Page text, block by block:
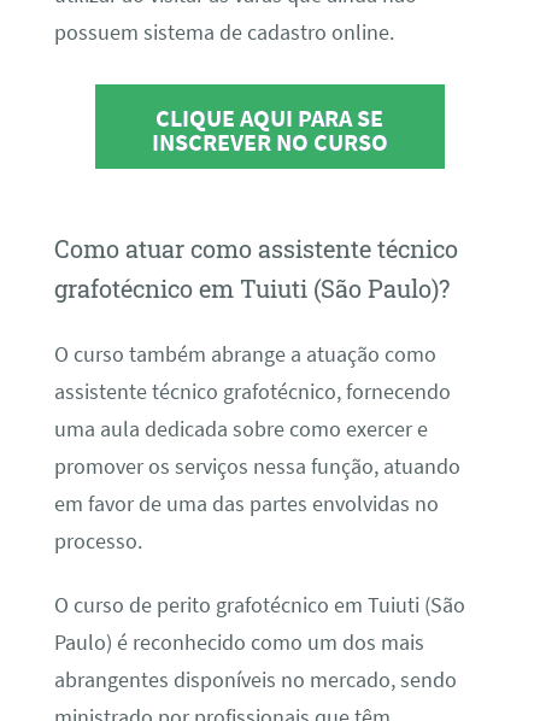
possuem sistema de cadastro online.
CLIQUE AQUI PARA SE
INSCREVER NO CURSO
Como atuar como assistente técnico
grafotécnico em Tuiuti (São Paulo)?
O curso também abrange a atuação como
assistente técnico grafotécnico, fornecendo
uma aula dedicada sobre como exercer e
promover os serviços nessa função, atuando
em favor de uma das partes envolvidas no
processo.
O curso de perito grafotécnico em Tuiuti (São
Paulo) é reconhecido como um dos mais
abrangentes disponíveis no mercado, sendo